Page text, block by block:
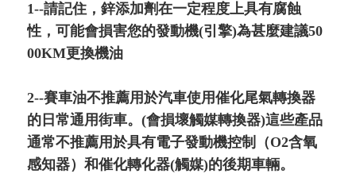
1--請記住，鋅添加劑在一定程度上具有腐蝕
性，可能會損害您的發動機(引擎)為甚麼建議50
00KM更換機油
2--賽車油不推薦用於汽車使用催化尾氣轉換器
的日常通用街車。(會損壞觸媒轉換器)這些產品
通常不推薦用於具有電子發動機控制（O2含氧
感知器）和催化轉化器(觸媒)的後期車輛。